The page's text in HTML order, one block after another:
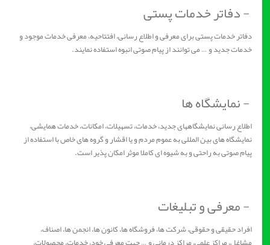
- دفاتر خدمات پستی
دفاتر خدمات پستی برای معرفی و اطلاع رسانی، افتتاحیه، معرفی خدمات موجود و
خدمات جدید و … می توانند از پیام صوتی انبوه استفاده نمایند.
- نمایشگاه ها
اطلاع رسانی نمایشگاههای جدید، خدمات، تسهیلات، امکانات، خدمات همایشی،
نمایشگاه های بین المللی به عموم مردم و یا اقشار و گروه های خاص با استفاده از
پیام صوتی به راحتی و به شیوه ای کاملا موثر امکان پذیر است.
- معرفی و تبلیغات
افراد حقیقی و حقوقی، شرکت ها، فروشگاه ها، کانون ها، انجمن ها، اصناف،